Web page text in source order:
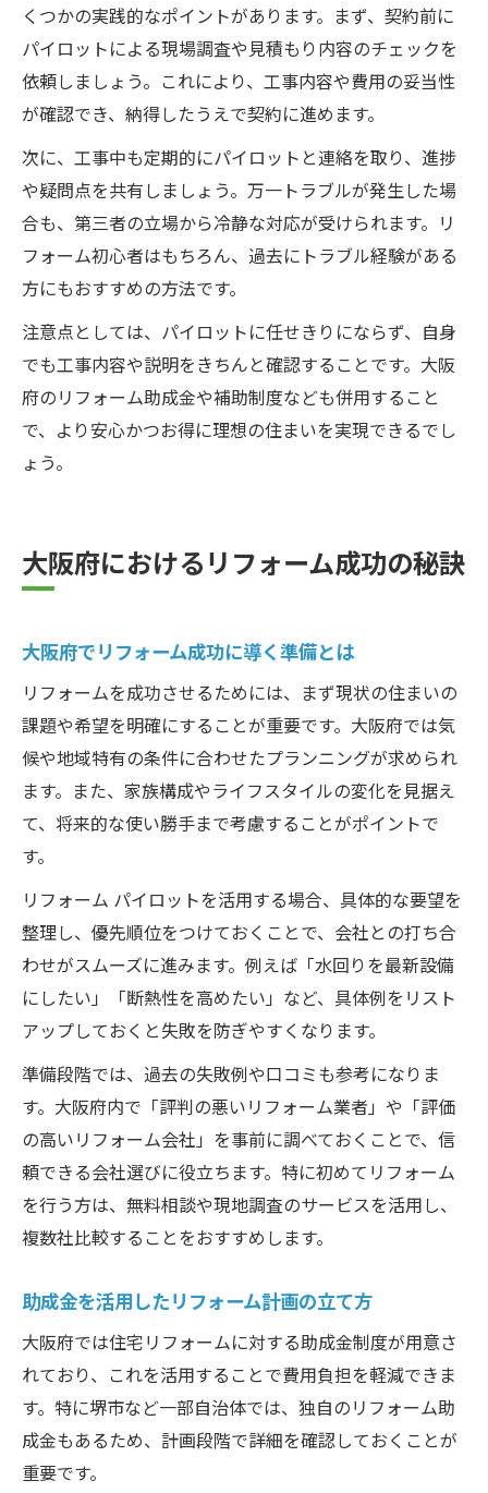
くつかの実践的なポイントがあります。まず、契約前に
パイロットによる現場調査や見積もり内容のチェックを
依頼しましょう。これにより、工事内容や費用の妥当性
が確認でき、納得したうえで契約に進めます。
次に、工事中も定期的にパイロットと連絡を取り、進捗
や疑問点を共有しましょう。万一トラブルが発生した場
合も、第三者の立場から冷静な対応が受けられます。リ
フォーム初心者はもちろん、過去にトラブル経験がある
方にもおすすめの方法です。
注意点としては、パイロットに任せきりにならず、自身
でも工事内容や説明をきちんと確認することです。大阪
府のリフォーム助成金や補助制度なども併用すること
で、より安心かつお得に理想の住まいを実現できるでし
ょう。
大阪府におけるリフォーム成功の秘訣
大阪府でリフォーム成功に導く準備とは
リフォームを成功させるためには、まず現状の住まいの
課題や希望を明確にすることが重要です。大阪府では気
候や地域特有の条件に合わせたプランニングが求められ
ます。また、家族構成やライフスタイルの変化を見据え
て、将来的な使い勝手まで考慮することがポイントで
す。
リフォーム パイロットを活用する場合、具体的な要望を
整理し、優先順位をつけておくことで、会社との打ち合
わせがスムーズに進みます。例えば「水回りを最新設備
にしたい」「断熱性を高めたい」など、具体例をリスト
アップしておくと失敗を防ぎやすくなります。
準備段階では、過去の失敗例や口コミも参考になりま
す。大阪府内で「評判の悪いリフォーム業者」や「評価
の高いリフォーム会社」を事前に調べておくことで、信
頼できる会社選びに役立ちます。特に初めてリフォーム
を行う方は、無料相談や現地調査のサービスを活用し、
複数社比較することをおすすめします。
助成金を活用したリフォーム計画の立て方
大阪府では住宅リフォームに対する助成金制度が用意さ
れており、これを活用することで費用負担を軽減できま
す。特に堺市など一部自治体では、独自のリフォーム助
成金もあるため、計画段階で詳細を確認しておくことが
重要です。